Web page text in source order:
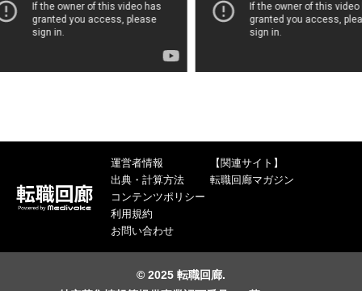
運営者情報
【関連サイト】
出典・計算方法
転職回廊マガジン
コンテンツポリシー
利用規約
お問い合わせ
© 2025 転職回廊.